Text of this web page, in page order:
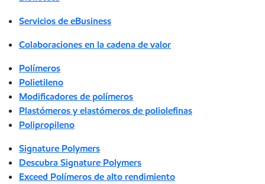
Servicios de eBusiness
Colaboraciones en la cadena de valor
Polímeros
Polietileno
Modificadores de polímeros
Plastómeros y elastómeros de poliolefinas
Polipropileno
Signature Polymers
Descubra Signature Polymers
Exceed Polímeros de alto rendimiento